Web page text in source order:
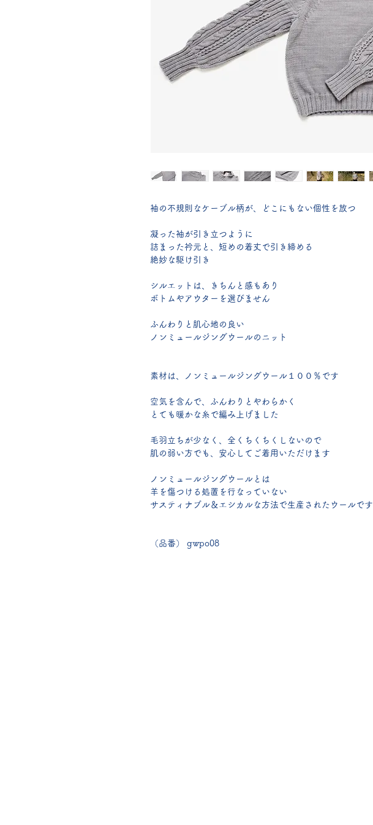
袖の不規則なケーブル柄が、どこにもない個性を放つ
凝った袖が引き立つように
詰まった衿元と、短めの着丈で引き締める
絶妙な駆け引き
シルエットは、きちんと感もあり
ボトムやアウターを選びません
ふんわりと肌心地の良い
ノンミュールジングウールのニット
素材は、ノンミュールジングウール１００％です
空気を含んで、ふんわりとやわらかく
とても暖かな糸で編み上げました
毛羽立ちが少なく、全くちくちくしないので
肌の弱い方でも、安心してご着用いただけます
ノンミュールジングウールとは
羊を傷つける処置を行なっていない
サスティナブル＆エシカルな方法で生産されたウールです
（品番） gwpo08